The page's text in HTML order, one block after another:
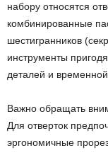
набору относятся
комбинированные
шестигранников
инструменты
деталей и
Важно обращать
Для отверток
эргономичные